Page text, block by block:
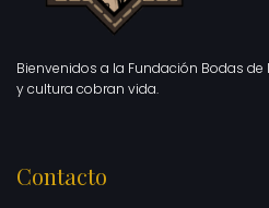
Bienvenidos a la Fundación Bodas
y cultura cobran vida.
Contacto